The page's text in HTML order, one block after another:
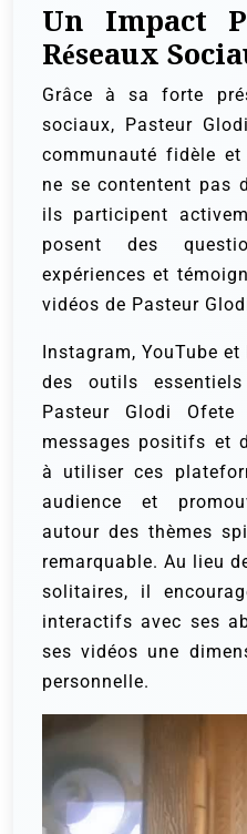
Un Impact
Réseaux
Grâce à sa forte
sociaux, Pasteur
communauté fidèle et
ne se contentent pas
ils participent
posent des
expériences et
vidéos de Pasteur
Instagram, YouTube
des outils
Pasteur Glodi
messages positifs et
à utiliser ces
audience et
autour des thèmes
remarquable. Au lieu
solitaires, il
interactifs avec ses
ses vidéos une
personnelle.